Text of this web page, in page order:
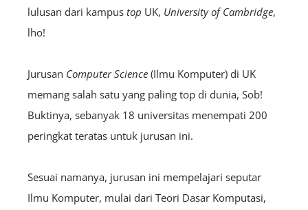
lulusan dari kampus top UK, University of Cambridge,
lho!
Jurusan Computer Science (Ilmu Komputer) di UK
memang salah satu yang paling top di dunia, Sob!
Buktinya, sebanyak 18 universitas menempati 200
peringkat teratas untuk jurusan ini.
Sesuai namanya, jurusan ini mempelajari seputar
Ilmu Komputer, mulai dari Teori Dasar Komputasi,